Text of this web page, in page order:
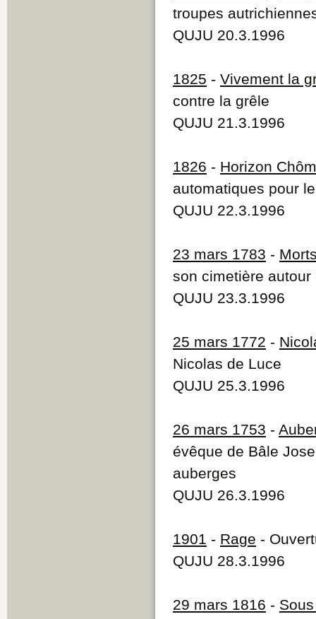
troupes
QUJU 20.3.1996
1825 - Vivement la
contre la grêle
QUJU 21.3.1996
1826 - Horizon
automatiques pour
QUJU 22.3.1996
23 mars 1783 -
son cimetière
QUJU 23.3.1996
25 mars 1772 -
Nicolas de Luce
QUJU 25.3.1996
26 mars 1753 -
évêque de Bâle
auberges
QUJU 26.3.1996
1901 - Rage -
QUJU 28.3.1996
29 mars 1816 -